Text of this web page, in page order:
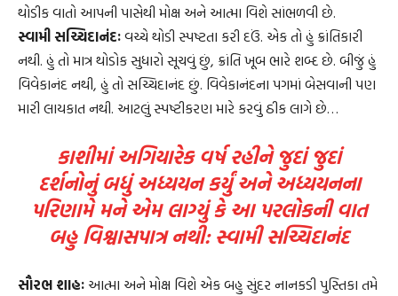
થોડીક વાતો આપની પાસેથી મોક્ષ અને આત્મા વિશે સાંભળવી છે.
સ્વામી સચ્ચિદાનંદઃવચ્ચે થોડી સ્પષ્ટતા કરી દઉં. એક તો હું ક્રાંતિકારી
નથી. હું તો માત્ર થોડોક સુધારો સૂચવું છું, ક્રાંતિ ખૂબ ભારે શબ્દ છે. બીજું હું
વિવેકાનંદ નથી, હું તો સચ્ચિદાનંદ છું. વિવેકાનંદના પગમાં બેસવાની પણ
મારી લાયકાત નથી. આટલું સ્પષ્ટીકરણ મારે કરવું ઠીક લાગે છે…
કાશીમાં અગિયારેક વર્ષ રહીને જુદાં જુદાં
દર્શનોનું બધું અધ્યયન કર્યું અને અધ્યયનના
પરિણામે મને એમ લાગ્યું કે આ પરલોકની વાત
બહુ વિશ્વાસપાત્ર નથી: સ્વામી સચ્ચિદાનંદ
સૌરભ શાહઃ આત્મા અને મોક્ષ વિશે એક બહુ સુંદર નાનકડી પુસ્તિકા તમે